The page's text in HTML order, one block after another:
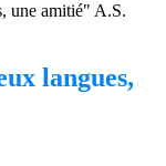
une amitié" A.S.
langues,